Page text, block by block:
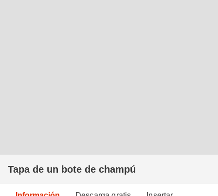
Tapa de un bote de champú